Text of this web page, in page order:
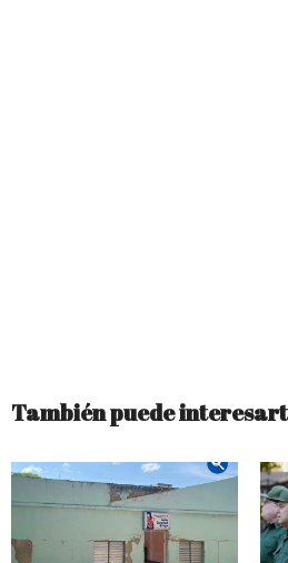
También puede